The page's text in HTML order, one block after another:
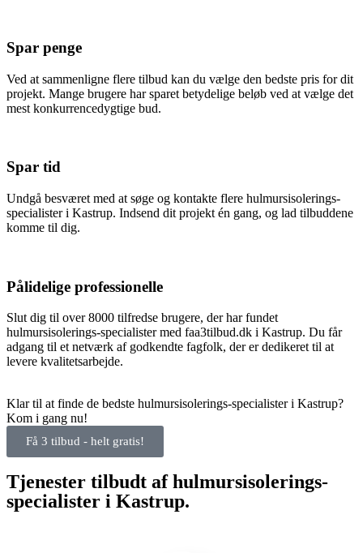
Spar penge
Ved at sammenligne flere tilbud kan du vælge den bedste pris for dit
projekt. Mange brugere har sparet betydelige beløb ved at vælge det
mest konkurrencedygtige bud.
Spar tid
Undgå besværet med at søge og kontakte flere hulmursisolerings-
specialister i Kastrup. Indsend dit projekt én gang, og lad tilbuddene
komme til dig.
Pålidelige professionelle
Slut dig til over 8000 tilfredse brugere, der har fundet
hulmursisolerings-specialister med faa3tilbud.dk i Kastrup. Du får
adgang til et netværk af godkendte fagfolk, der er dedikeret til at
levere kvalitetsarbejde.
Klar til at finde de bedste hulmursisolerings-specialister i Kastrup?
Kom i gang nu!
Få 3 tilbud - helt gratis!
Tjenester tilbudt af hulmursisolerings-
specialister i Kastrup.